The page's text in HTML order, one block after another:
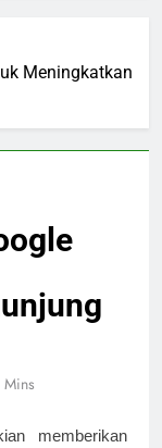
Meningkatkan
memberikan